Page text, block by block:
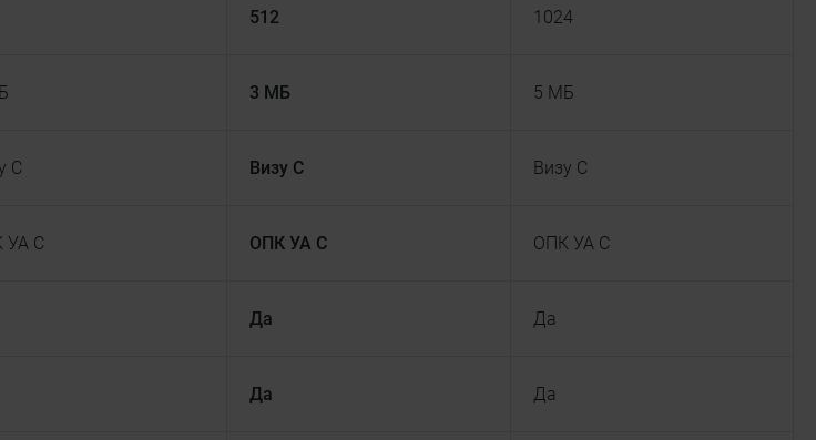
512 1024
3 МБ 5 МБ
С Визу С Визу С
УА С ОПК УА С ОПК УА С
Да Да
Да Да